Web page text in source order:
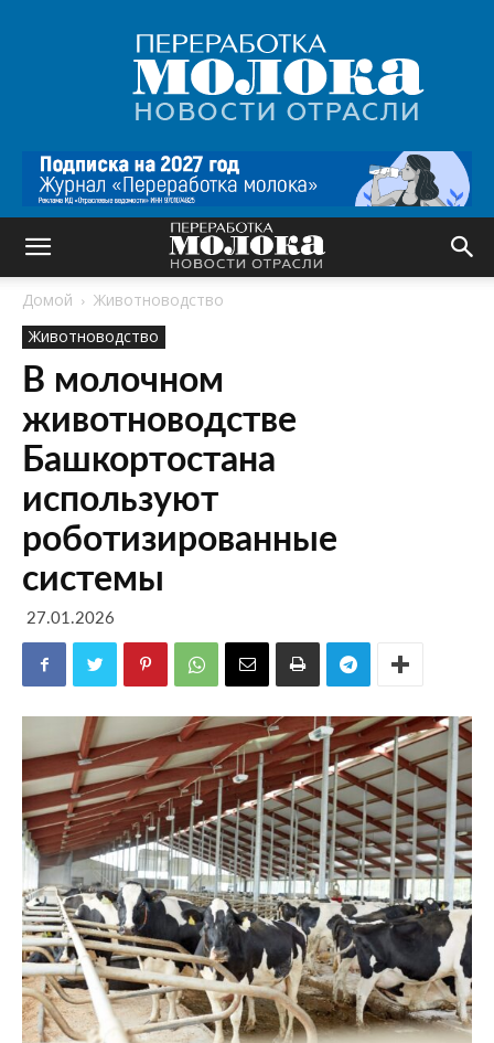
Переработка
молока
|
Новости
Домой
Животноводство
Животноводство
В молочном
животноводстве
Башкортостана
используют
роботизированные
системы
27.01.2026